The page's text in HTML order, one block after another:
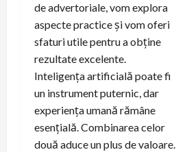
de advertoriale, vom explora
aspecte practice și vom oferi
sfaturi utile pentru a obține
rezultate excelente.
Inteligența artificială poate fi
un instrument puternic, dar
experiența umană rămâne
esențială. Combinarea celor
două aduce un plus de valoare.